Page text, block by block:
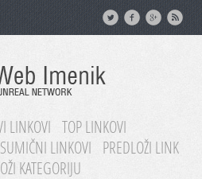
LINKOVI TOP LINKOVI
LINKOVI
PREDLOŽI LINK
KATEGORIJU